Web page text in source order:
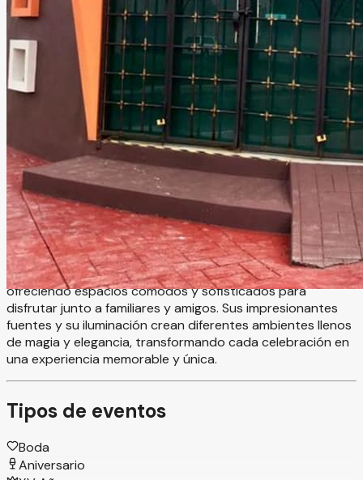
Salón Las Fuentes
Cuautitlan
Cuautitlán Izcalli, Estado de México Salón
Información
Las Fuentes Cuautitlán es un elegante salón para eventos
diseñado para crear celebraciones inolvidables en un
ambiente lleno de confort, estilo y excelente atención.
Este hermoso recinto es ideal para bodas, XV años,
aniversarios, graduaciones y eventos sociales especiales,
ofreciendo espacios cómodos y sofisticados para
disfrutar junto a familiares y amigos. Sus impresionantes
fuentes y su iluminación crean diferentes ambientes llenos
de magia y elegancia, transformando cada celebración en
una experiencia memorable y única.
Tipos de eventos
Boda
Aniversario